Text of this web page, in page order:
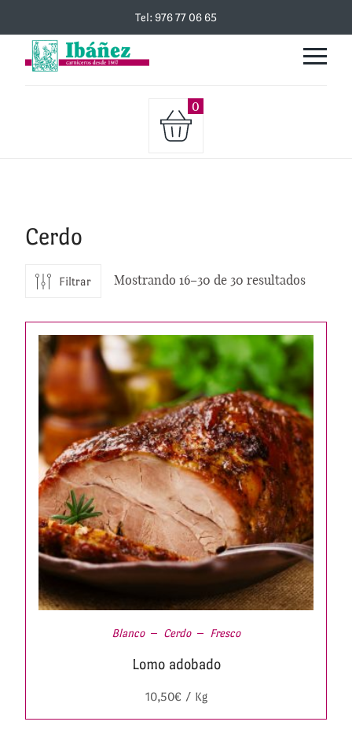
Tel: 976 77 06 65
0
Cerdo
Filtrar Mostrando 16–30 de 30 resultados
Blanco Cerdo Fresco
Lomo adobado
10,50€/ Kg